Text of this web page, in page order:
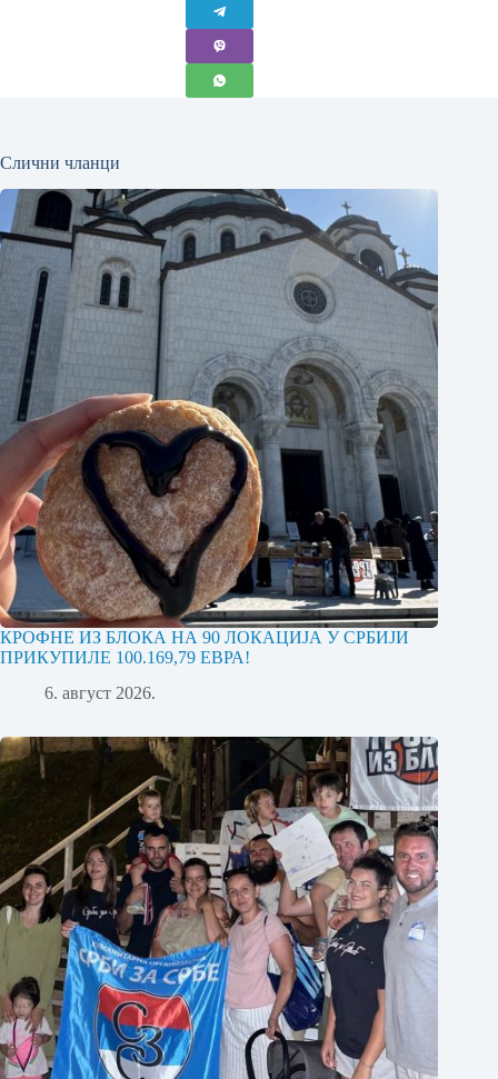
Слични чланци
КРОФНЕ ИЗ БЛОКА НА 90 ЛОКАЦИЈА У СРБИЈИ
ПРИКУПИЛЕ 100.169,79 ЕВРА!
6. август 2026.